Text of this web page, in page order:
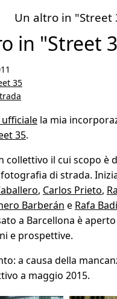
Un altro in "Street
in "Street
35
la mia
35.
collettivo il cui scopo è
di strada.
, Carlos Prieto,
Barberán e Rafa
a Barcellona è
e prospettive.
a causa della
a maggio 2015.